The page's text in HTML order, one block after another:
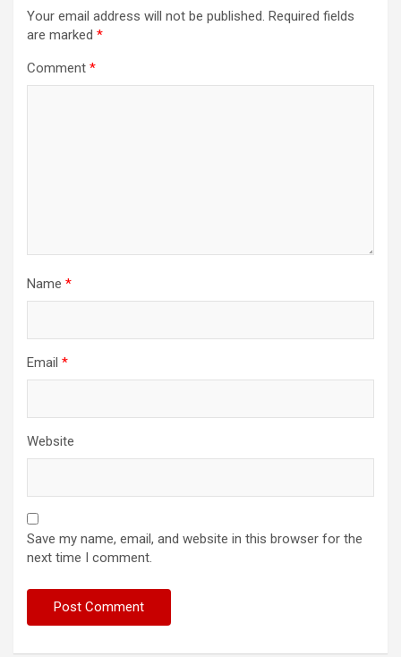
Your email address will not be published. Required fields
are marked *
Comment *
Name *
Email *
Website
Save my name, email, and website in this browser for the
next time I comment.